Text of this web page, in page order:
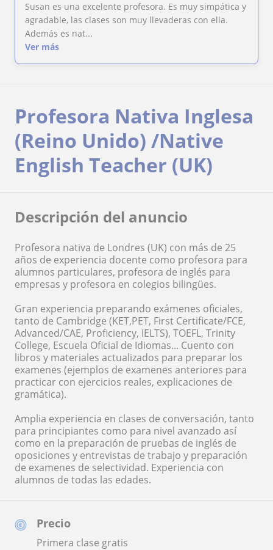
Susan es una excelente profesora. Es muy simpática y
agradable, las clases son muy llevaderas con ella.
Además es nat...
Ver más
Precio
Primera clase gratis
Profesora Nativa Inglesa
(Reino Unido) /Native
English Teacher (UK)
Descripción del anuncio
Profesora nativa de Londres (UK) con más de 25
años de experiencia docente como profesora para
alumnos particulares, profesora de inglés para
empresas y profesora en colegios bilingües.
Gran experiencia preparando exámenes oficiales,
tanto de Cambridge (KET,PET, First Certificate/FCE,
Advanced/CAE, Proficiency, IELTS), TOEFL, Trinity
College, Escuela Oficial de Idiomas... Cuento con
libros y materiales actualizados para preparar los
examenes (ejemplos de examenes anteriores para
practicar con ejercicios reales, explicaciones de
gramática).
Amplia experiencia en clases de conversación, tanto
para principiantes como para nivel avanzado así
como en la preparación de pruebas de inglés de
oposiciones y entrevistas de trabajo y preparación
de examenes de selectividad. Experiencia con
alumnos de todas las edades.